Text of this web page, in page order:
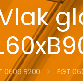
Vlak
0609 B200 FGT